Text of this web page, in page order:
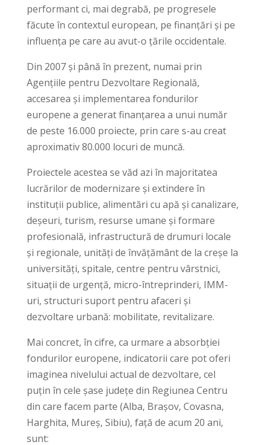
performant ci, mai degrabă, pe progresele
făcute în contextul european, pe finanțări și pe
influența pe care au avut-o țările occidentale.
Din 2007 și până în prezent, numai prin
Agențiile pentru Dezvoltare Regională,
accesarea și implementarea fondurilor
europene a generat finanțarea a unui număr
de peste 16.000 proiecte, prin care s-au creat
aproximativ 80.000 locuri de muncă.
Proiectele acestea se văd azi în majoritatea
lucrărilor de modernizare și extindere în
instituții publice, alimentări cu apă și canalizare,
deșeuri, turism, resurse umane și formare
profesională, infrastructură de drumuri locale
și regionale, unități de învățământ de la creșe la
universități, spitale, centre pentru vârstnici,
situații de urgență, micro-întreprinderi, IMM-
uri, structuri suport pentru afaceri și
dezvoltare urbană: mobilitate, revitalizare.
Mai concret, în cifre, ca urmare a absorbției
fondurilor europene, indicatorii care pot oferi
imaginea nivelului actual de dezvoltare, cel
puțin în cele șase județe din Regiunea Centru
din care facem parte (Alba, Brașov, Covasna,
Harghita, Mureș, Sibiu), față de acum 20 ani,
sunt: